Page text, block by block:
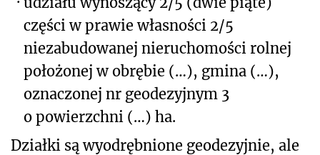
części w prawie własności 2/5
niezabudowanej nieruchomości rolnej
położonej w obrębie (…), gmina (…),
oznaczonej nr geodezyjnym 3
o powierzchni (…) ha.
Działki są wyodrębnione geodezyjnie, ale